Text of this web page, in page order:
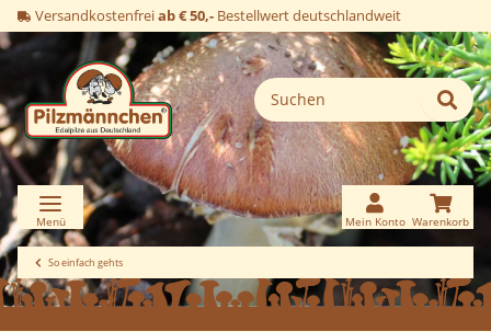
Versandkostenfreiab € 50,- Bestellwert deutschlandweit
So einfach gehts